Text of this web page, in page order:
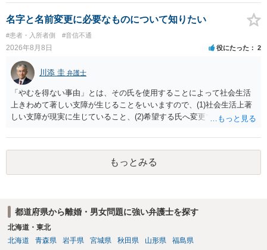
完全に所有する場合は、他の相続人に対して自宅の評価額の１/２の代
償金の支払いが必要になります。
名字と名前変更に必要なものについて知りたい
#患者・入所者側 #音信不通
2026年8月8日 役にたった 2
川添 圭 弁護士
「やむを得ない事由」とは、その氏を使用することによって社会生活
上きわめて著しい支障が生じることをいいますので、(1)社会生活上著
しい支障が現実に生じていること、(2)希望する氏へ変更できればその
できるかどうかがポイントです。 記録中に現れた一切の事情が判断対
象ですので、上記(1)と(2)を説明できる資料は全て（ただし理路整然
に）提出することが必要になります。「フラッシュバック」とのこと
なので、例えば、医学上確立されているPTSDの診断基準に合致した説
護士へ依頼しても苦労することが強く予想されるところです。、もし
本人申立てをお考えであれば、医学知識はもちろん法律知識も要求さ
れますので、性急な申立てをせず、知識と資料をしっかりと揃えて、
もっとみる
都道府県から離婚・男女問題に強い弁護士を探す
北海道・東北
北海道
青森県 岩手県 宮城県 秋田県 山形県 福島県